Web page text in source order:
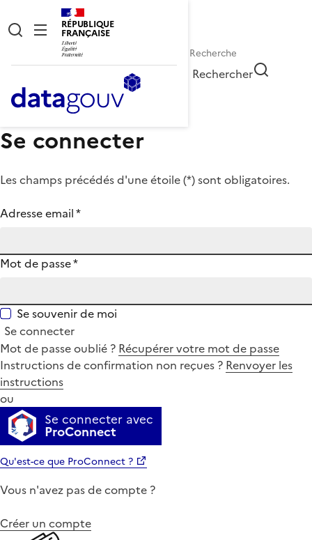
RÉPUBLIQUE
FRANÇAISE
Rechercher
Se connecter
Les champs précédés d'une étoile (*) sont obligatoires.
Adresse email*
Mot de passe*
Se souvenir de moi
Se connecter
Mot de passe oublié ? Récupérer votre mot de passe
Instructions de confirmation non reçues ? Renvoyer les
instructions
ou
Se connecter avec
ProConnect
Qu'est-ce que ProConnect ?
Vous n'avez pas de compte ?
Créer un compte